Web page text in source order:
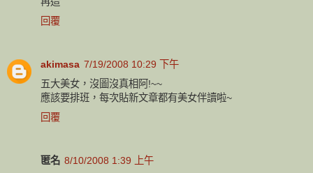
回覆
akimasa 7/19/2008 10:29 下午
五大美女，沒圖沒真相阿!~~
應該要排班，每次貼新文章都有美女伴讀啦~
回覆
匿名 8/10/2008 1:39 上午